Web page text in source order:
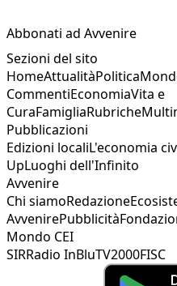
Abbonati ad Avvenire
Sezioni del sito
HomeAttualitàPolitica
CommentiEconomiaVita e
CuraFamigliaRubriche
Pubblicazioni
Edizioni localiL'economia
UpLuoghi dell'Infinito
Avvenire
Chi siamoRedazione
AvvenirePubblicità
Mondo CEI
SIRRadio InBluTV2000FISC